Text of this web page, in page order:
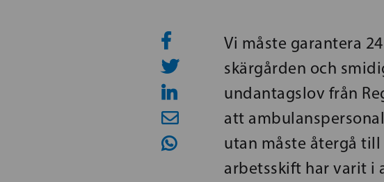
Vi måste garantera
skärgården och
undantagslov från
att
utan måste återgå
arbetsskift har varit i